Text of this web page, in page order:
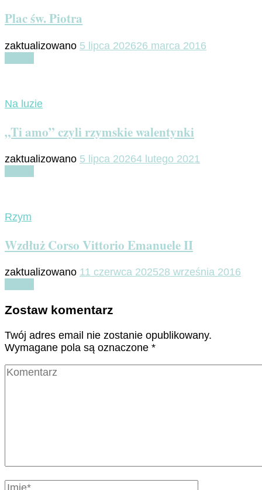
Plac św. Piotra
zaktualizowano 5 lipca 202626 marca 2016
Na luzie
„Ti amo” czyli rzymskie walentynki
zaktualizowano 5 lipca 20264 lutego 2021
Rzym
Wzdłuż Corso Vittorio Emanuele II
zaktualizowano 11 czerwca 202528 września 2016
Zostaw komentarz
Twój adres email nie zostanie opublikowany.
Wymagane pola są oznaczone *